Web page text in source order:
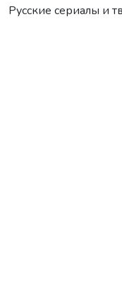
Русские сериалы и